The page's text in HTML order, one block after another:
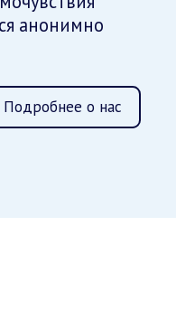
анонимно
Подробнее о нас